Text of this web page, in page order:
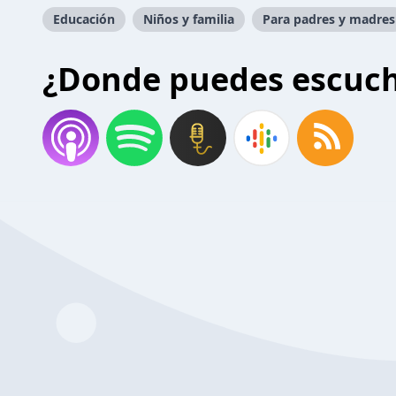
Educación Niños y familia Para padres y madres
¿Donde puedes